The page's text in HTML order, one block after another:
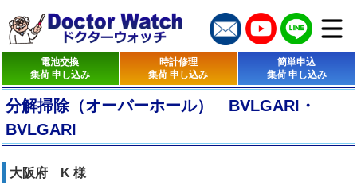
電池交換
集荷 申し込み
時計修理
集荷 申し込み
簡単申込
集荷 申し込み
分解掃除（オーバーホール） BVLGARI・
BVLGARI
大阪府 K 様